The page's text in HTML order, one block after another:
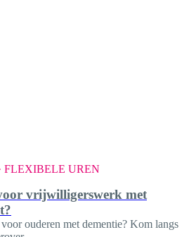
FLEXIBELE UREN
vrijwilligerswerk met
ouderen met dementie? Kom langs